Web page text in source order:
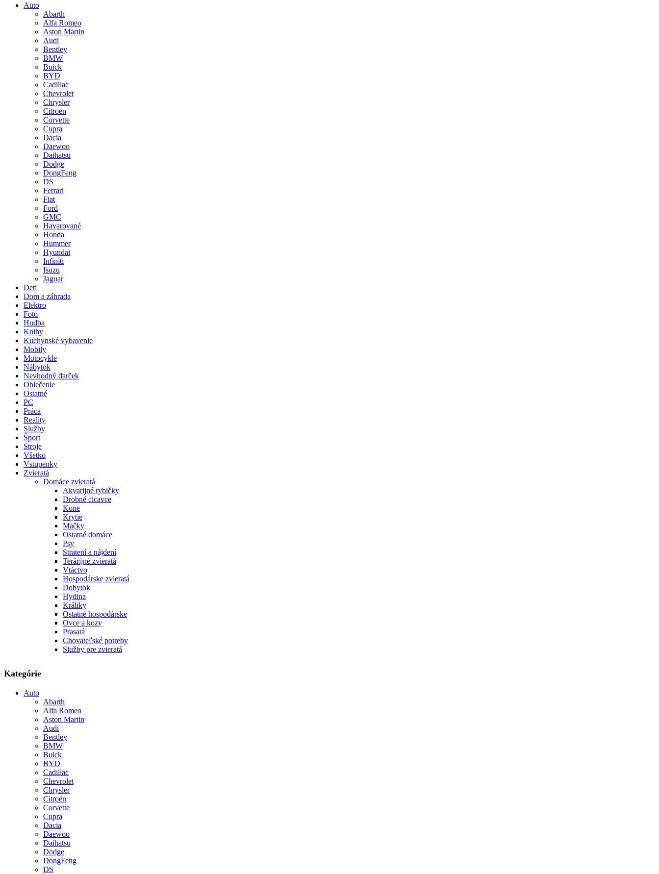
Auto
Abarth
Alfa Romeo
Aston Martin
Audi
Bentley
BMW
Buick
BYD
Cadillac
Chevrolet
Chrysler
Citroën
Corvette
Cupra
Dacia
Daewoo
Daihatsu
Dodge
DongFeng
DS
Ferrari
Fiat
Ford
GMC
Havarované
Honda
Hummer
Hyundai
Infiniti
Isuzu
Jaguar
Deti
Dom a záhrada
Elektro
Foto
Hudba
Knihy
Kuchynské vybavenie
Mobily
Motocykle
Nábytok
Nevhodný darček
Oblečenie
Ostatné
PC
Práca
Reality
Služby
Šport
Stroje
Všetko
Vstupenky
Zvieratá
Domáce zvieratá
Akvarijné rybičky
Drobné cicavce
Kone
Krytie
Mačky
Ostatné domáce
Psy
Stratení a nájdení
Terárijné zvieratá
Vtáctvo
Hospodárske zvieratá
Dobytok
Hydina
Králiky
Ostatné hospodárske
Ovce a kozy
Prasatá
Chovateľské potreby
Služby pre zvieratá
Kategórie
Auto
Abarth
Alfa Romeo
Aston Martin
Audi
Bentley
BMW
Buick
BYD
Cadillac
Chevrolet
Chrysler
Citroën
Corvette
Cupra
Dacia
Daewoo
Daihatsu
Dodge
DongFeng
DS